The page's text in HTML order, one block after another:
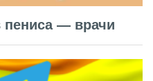
пениса — врачи